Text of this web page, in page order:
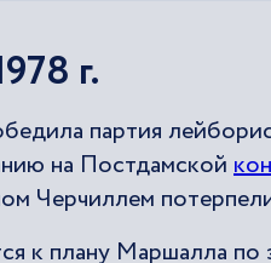
г.
партия
на Постдамской
Черчиллем
к плану Маршалла